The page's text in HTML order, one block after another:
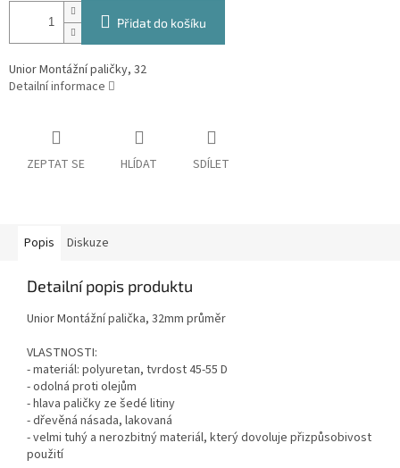
Přidat do košíku
Unior Montážní paličky, 32
Detailní informace
ZEPTAT SE HLÍDAT SDÍLET
Popis Diskuze
Detailní popis produktu
Unior Montážní palička, 32mm průměr
VLASTNOSTI:
- materiál: polyuretan, tvrdost 45-55 D
- odolná proti olejům
- hlava paličky ze šedé litiny
- dřevěná násada, lakovaná
- velmi tuhý a nerozbitný materiál, který dovoluje přizpůsobivost
použití